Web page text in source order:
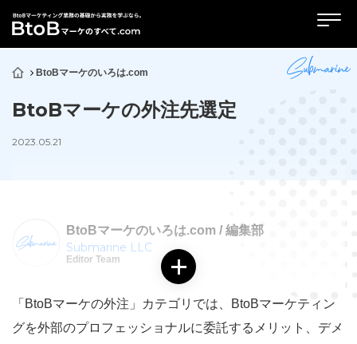
BtoBマーケのいろは.com
BtoBマーケの外注先選定
2023.05.21
BtoBマーケのいろは.com / 編集部
Submarine LLC
Editor Team
「BtoBマーケの外注」カテゴリでは、BtoBマーケティン
グを外部のプロフェッショナルに委託するメリット、デメ